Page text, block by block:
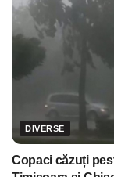
DIVERSE
Copaci căzuți